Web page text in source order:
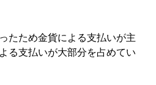
たため金貨による支払いが主
る支払いが大部分を占めてい